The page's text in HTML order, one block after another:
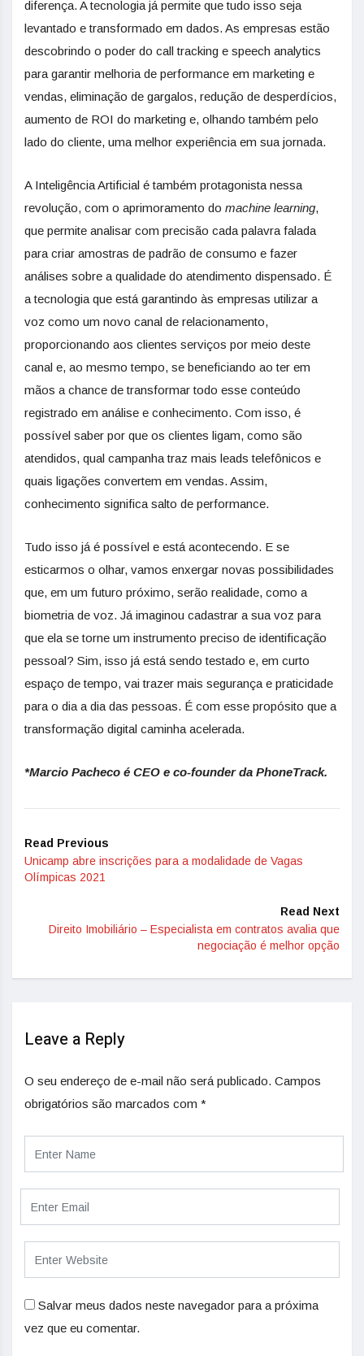
diferença. A tecnologia já permite que tudo isso seja
levantado e transformado em dados. As empresas estão
descobrindo o poder do call tracking e speech analytics
para garantir melhoria de performance em marketing e
vendas, eliminação de gargalos, redução de desperdícios,
aumento de ROI do marketing e, olhando também pelo
lado do cliente, uma melhor experiência em sua jornada.
A Inteligência Artificial é também protagonista nessa
revolução, com o aprimoramento do machine learning,
que permite analisar com precisão cada palavra falada
para criar amostras de padrão de consumo e fazer
análises sobre a qualidade do atendimento dispensado. É
a tecnologia que está garantindo às empresas utilizar a
voz como um novo canal de relacionamento,
proporcionando aos clientes serviços por meio deste
canal e, ao mesmo tempo, se beneficiando ao ter em
mãos a chance de transformar todo esse conteúdo
registrado em análise e conhecimento. Com isso, é
possível saber por que os clientes ligam, como são
atendidos, qual campanha traz mais leads telefônicos e
quais ligações convertem em vendas. Assim,
conhecimento significa salto de performance.
Tudo isso já é possível e está acontecendo. E se
esticarmos o olhar, vamos enxergar novas possibilidades
que, em um futuro próximo, serão realidade, como a
biometria de voz. Já imaginou cadastrar a sua voz para
que ela se torne um instrumento preciso de identificação
pessoal? Sim, isso já está sendo testado e, em curto
espaço de tempo, vai trazer mais segurança e praticidade
para o dia a dia das pessoas. É com esse propósito que a
transformação digital caminha acelerada.
*Marcio Pacheco é CEO e co-founder da PhoneTrack.
Read Previous
Unicamp abre inscrições para a modalidade de Vagas
Olímpicas 2021
Read Next
Direito Imobiliário – Especialista em contratos avalia que
negociação é melhor opção
Leave a Reply
O seu endereço de e-mail não será publicado. Campos
obrigatórios são marcados com *
Salvar meus dados neste navegador para a próxima
vez que eu comentar.